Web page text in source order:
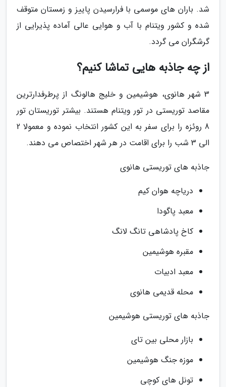
شد. باران های موسمی با فرارسیدن پاییز و زمستان متوقف
شده و کشور ویتنام با آب و هوایی عالی آماده پذیرایی از
گرشگران می گردد.
از چه جاذبه هایی تماشا کنیم؟
3 شهر هانوی، هوشیمین و خلیج هالونگ از پرطرفدارترین
مقاصد توریستی در تور ویتنام هستند. بیشتر توریستان تور
8 روئزه را برای سفر به این کشور انتخاب نموده و معمولا 2
الی 3 شب را برای اقامت در هر شهر اختصاص می دهند.
جاذبه های توریستی هانوی
دریاچه هوان کیم
معبد پاگودا
کاخ پادشاهی تانگ لانگ
مقبره هوشیمین
معبد ادبیات
محله قدیمی هانوی
جاذبه های توریستی هوشیمین
بازار محلی بین تای
موزه جنگ هوشیمین
تونل های کوچی